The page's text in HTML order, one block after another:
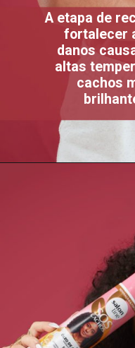
A etapa de
fortalecer
danos
altas
cachos